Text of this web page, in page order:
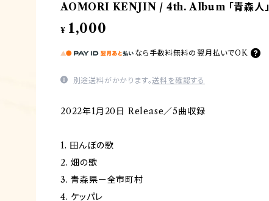
AOMORI KENJIN / 4th. Album 「青森人」
¥ 1,000
なら 手数料無料の 翌月払いでOK
別途送料がかかります。送料を確認する
2022年1月20日 Release／5曲収録
1. 田んぼの歌
2. 畑の歌
3. 青森県ー全市町村
4. ケッパレ